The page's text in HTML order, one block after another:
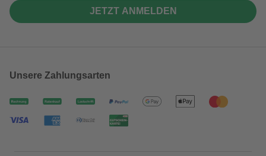
JETZT ANMELDEN
Unsere Zahlungsarten